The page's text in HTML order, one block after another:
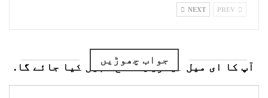
NEXT
جواب چھوڑیں
آپ کا ای میل ایڈریس شائع نہیں کیا جائے گا.